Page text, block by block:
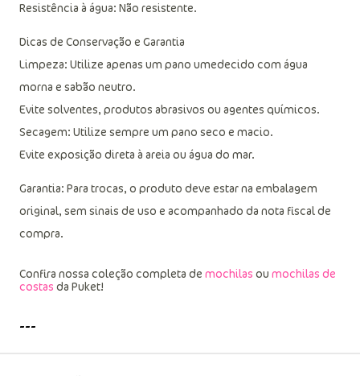
Resistência à água: Não resistente.
Dicas de Conservação e Garantia
Limpeza: Utilize apenas um pano umedecido com água
morna e sabão neutro.
Evite solventes, produtos abrasivos ou agentes químicos.
Secagem: Utilize sempre um pano seco e macio.
Evite exposição direta à areia ou água do mar.
Garantia: Para trocas, o produto deve estar na embalagem
original, sem sinais de uso e acompanhado da nota fiscal de
compra.
Confira nossa coleção completa de mochilas ou mochilas de
costas da Puket!
---